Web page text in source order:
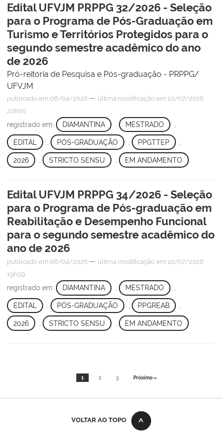
Edital UFVJM PRPPG 32/2026 - Seleção
para o Programa de Pós-Graduação em
Turismo e Territórios Protegidos para o
segundo semestre acadêmico do ano
de 2026
Pró-reitoria de Pesquisa e Pós-graduação - PRPPG/
UFVJM
publicado em 06/04/2026 — última modificação em 10/07/2026
20h00
registrado em: DIAMANTINA MESTRADO
EDITAL PÓS-GRADUAÇÃO PPGTTEP
2026 STRICTO SENSU EM ANDAMENTO
Edital UFVJM PRPPG 34/2026 - Seleção
para o Programa de Pós-graduação em
Reabilitação e Desempenho Funcional
para o segundo semestre acadêmico do
ano de 2026
publicado em 06/04/2026 — última modificação em 10/07/2026
19h59
registrado em: DIAMANTINA , MESTRADO ,
EDITAL PÓS-GRADUAÇÃO PPGREAB
2026 STRICTO SENSU EM ANDAMENTO
1 2 3 Próximo »
VOLTAR AO TOPO